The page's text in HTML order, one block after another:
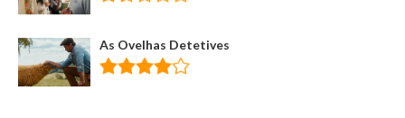
As Ovelhas Detetives